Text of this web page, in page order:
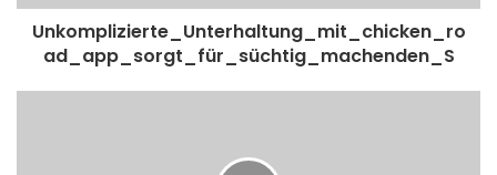
d
e
Unkomplizierte_Unterhaltung_mit_chicken_ro
ad_app_sorgt_für_süchtig_machenden_S